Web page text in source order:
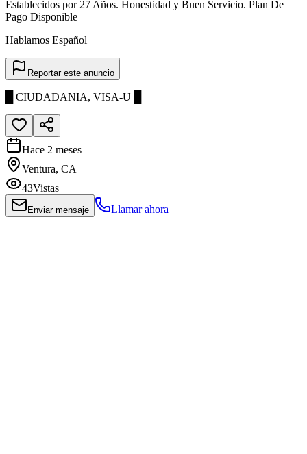
Establecidos por 27 Años. Honestidad y Buen Servicio. Plan De
Pago Disponible
Hablamos Español
Reportar este anuncio
█ CIUDADANIA, VISA-U █
Hace 2 meses
Ventura, CA
43Vistas
Enviar mensaje Llamar ahora